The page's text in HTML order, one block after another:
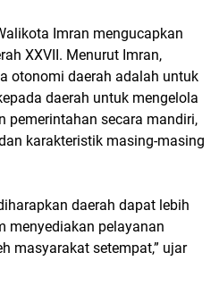
Imran mengucapkan
XXVII. Menurut Imran,
otonomi daerah adalah untuk
daerah untuk mengelola
pemerintahan secara mandiri,
karakteristik masing-masing
daerah dapat lebih
menyediakan pelayanan
masyarakat setempat,” ujar